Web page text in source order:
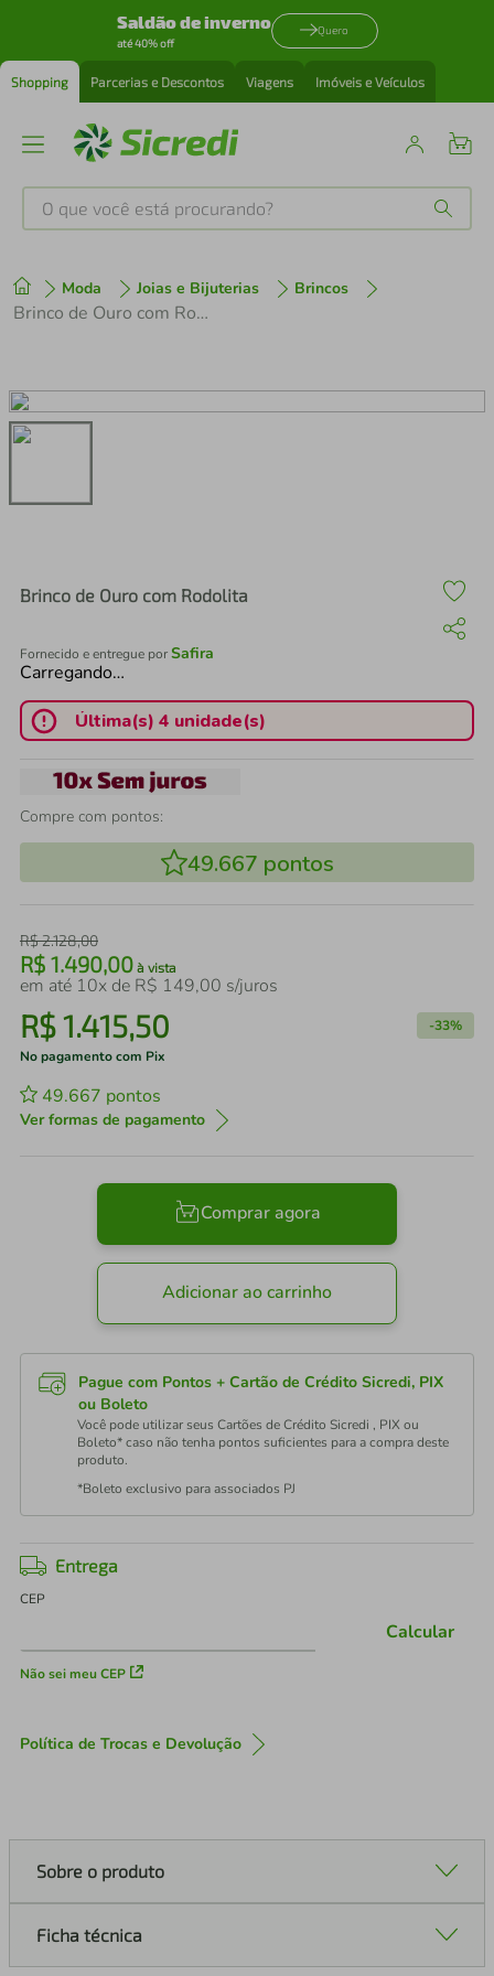
Saldão de inverno
até 40% off
Quero
Shopping Parcerias e Descontos Viagens Imóveis e Veículos
O que você está procurando?
Moda Joias e Bijuterias Brincos
Brinco de Ouro com Rodolita
Brinco de Ouro com Rodolita
Fornecido e entregue porSafira
Carregando…
Última(s) 4 unidade(s)
Compre com pontos:
49.667 pontos
R$2.128,00
R$ 1.490,00 à vista
em até 10x de R$ 149,00 s/juros
R$1.415,50 -33%
No pagamento com Pix
49.667 pontos
Ver formas de pagamento
Comprar agora
Adicionar ao carrinho
Pague com Pontos + Cartão de Crédito Sicredi, PIX
ou Boleto
Você pode utilizar seus Cartões de Crédito Sicredi , PIX ou
Boleto* caso não tenha pontos suficientes para a compra deste
produto.
*Boleto exclusivo para associados PJ
Entrega
CEP
Não sei meu CEP
Calcular
Política de Trocas e Devolução
Sobre o produto
Ficha técnica
1º tenis